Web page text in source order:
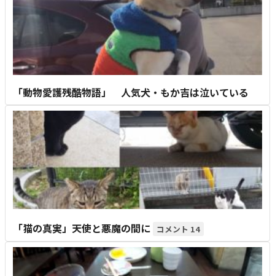
「動物愛護残酷物語」 人気犬・もか吉は泣いている
「猫の真実」天使と悪魔の間に 14